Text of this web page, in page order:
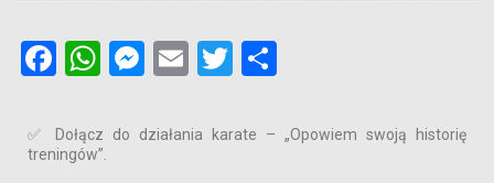
Facebook
WhatsApp
Messenger
EmailTwitter
✅ Dołącz do działania karate – „Opowiem swoją historię
treningów”.